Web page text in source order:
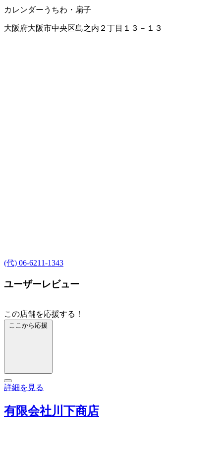
カレンダー うちわ・扇子
大阪府大阪市中央区島之内２丁目１３－１３
(代) 06-6211-1343
ユーザーレビュー
この店舗を応援する！
ここから応援
詳細を見る
有限会社川下商店